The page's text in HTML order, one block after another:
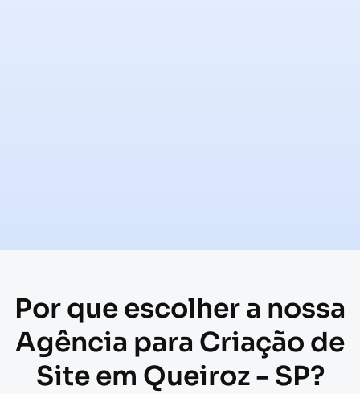
Por que escolher a nossa
Agência para Criação de
Site em Queiroz - SP?